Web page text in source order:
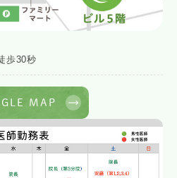
歩30秒
MAP